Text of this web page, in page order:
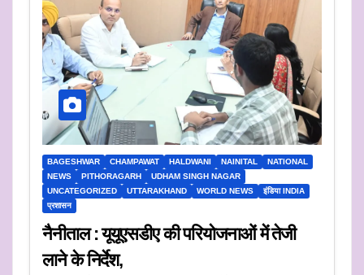
BAGESHWAR CHAMPAWAT HALDWANI NAINITAL
NATIONAL
NEWS
PITHORAGARH
UDHAM SINGH NAGAR
UNCATEGORIZED
UTTARAKHAND WORLD NEWS
इंडिया INDIA
प्रशासन
नैनीताल : यूयूएसडीए की परियोजनाओं में तेजी
लाने के निर्देश,